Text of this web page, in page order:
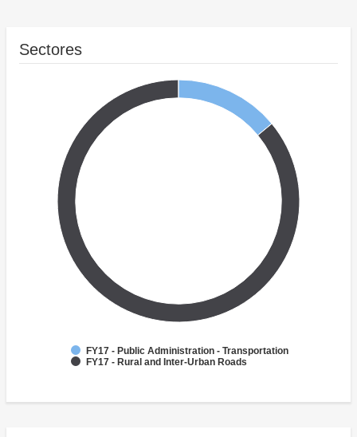
Sectores
FY17 - Public Administration - Transportation
FY17 - Rural and Inter-Urban Roads